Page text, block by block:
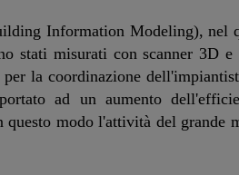
Information Modeling), nel
stati misurati con scanner 3D e
la coordinazione
ad un aumento
modo l'attività del grande